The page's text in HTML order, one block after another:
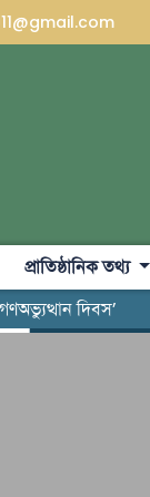
প্রাতিষ্ঠানিক তথ্য
দিবস’